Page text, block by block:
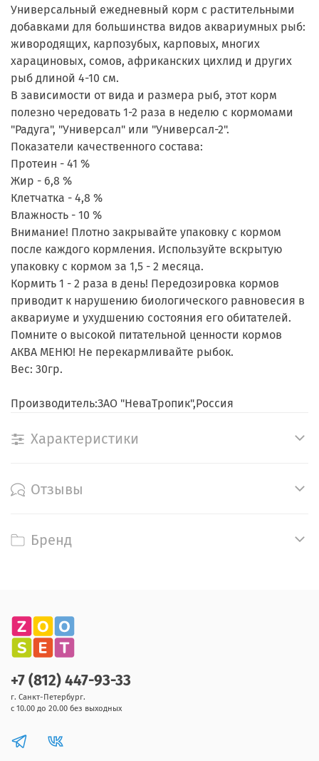
Универсальный ежедневный корм с растительными
добавками для большинства видов аквариумных рыб:
живородящих, карпозубых, карповых, многих
харациновых, сомов, африканских цихлид и других
рыб длиной 4-10 см.
В зависимости от вида и размера рыб, этот корм
полезно чередовать 1-2 раза в неделю с кормомами
"Радуга", "Универсал" или "Универсал-2".
Показатели качественного состава:
Протеин - 41 %
Жир - 6,8 %
Клетчатка - 4,8 %
Влажность - 10 %
Внимание! Плотно закрывайте упаковку с кормом
после каждого кормления. Используйте вскрытую
упаковку с кормом за 1,5 - 2 месяца.
Кормить 1 - 2 раза в день! Передозировка кормов
приводит к нарушению биологического равновесия в
аквариуме и ухудшению состояния его обитателей.
Помните о высокой питательной ценности кормов
АКВА МЕНЮ! Не перекармливайте рыбок.
Вес: 30гр.
Производитель:ЗАО "НеваТропик",Россия
Характеристики
Отзывы
Бренд
+7 (812) 447-93-33
г. Санкт-Петербург.
с 10.00 до 20.00 без выходных